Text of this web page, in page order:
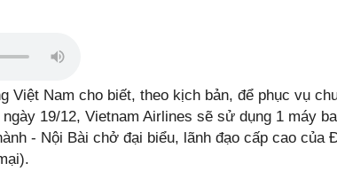
Việt Nam cho biết, theo kịch bản, để phục vụ
19/12, Vietnam Airlines sẽ sử dụng 1 máy
- Nội Bài chở đại biểu, lãnh đạo cấp cao của